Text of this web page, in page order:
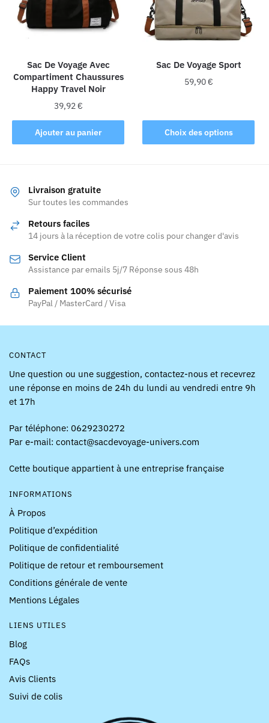
peuvent
choisies
la
page
du
produit
Sac De Voyage Avec
Compartiment Chaussures
Happy Travel Noir
39,92€
Ajouter au panier
Sac De Voyage Sport
59,90€
Choix des options
produit
a
plusieurs
choisies
Livraison gratuite
Sur toutes les commandes
Retours faciles
14 jours à la réception de votre colis pour changer d'avis
Service Client
Assistance par emails 5j/7 Réponse sous 48h
Paiement 100% sécurisé
PayPal / MasterCard / Visa
CONTACT
Une question ou une suggestion, contactez-nous et recevrez
une réponse en moins de 24h du lundi au vendredi entre 9h
et 17h
Par téléphone: 0629230272
Par e-mail: contact@sacdevoyage-univers.com
Cette boutique appartient à une entreprise française
INFORMATIONS
À Propos
Politique d’expédition
Politique de confidentialité
Politique de retour et remboursement
Conditions générale de vente
Mentions Légales
LIENS UTILES
Blog
FAQs
Avis Clients
Suivi de colis